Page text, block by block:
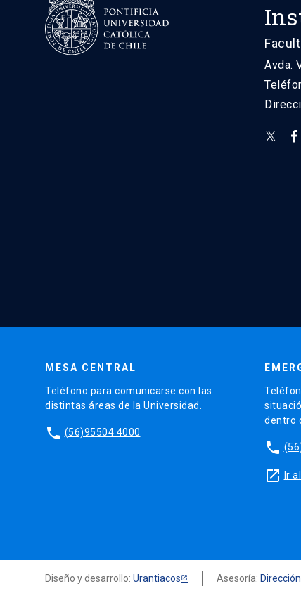
Avda.
MESA CENTRAL
Teléfono para comunicarse con las
distintas áreas de la Universidad.
phone (56)95504 4000
dentro
phone
launch Ir
Diseño y desarrollo: Urantiacos Asesoría: